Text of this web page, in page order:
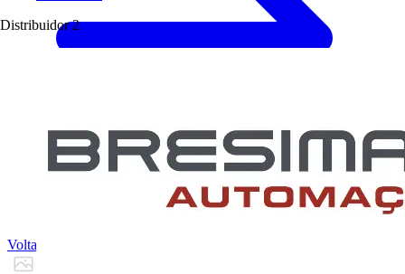
Distribuidor 2
Voltar para Produtos